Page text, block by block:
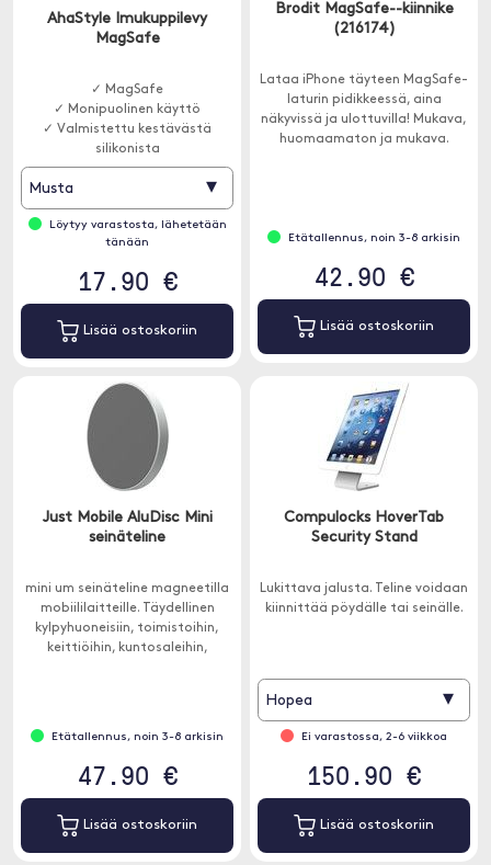
AhaStyle Imukuppilevy
MagSafe
✓ MagSafe
✓ Monipuolinen käyttö
✓ Valmistettu kestävästä
silikonista
Musta ▾
Löytyy varastosta, lähetetään
tänään
17.90 €
Lisää ostoskoriin
Brodit MagSafe--kiinnike
(216174)
Lataa iPhone täyteen MagSafe-
laturin pidikkeessä, aina
näkyvissä ja ulottuvilla! Mukava,
huomaamaton ja mukava.
Etätallennus, noin 3-8 arkisin
42.90 €
Lisää ostoskoriin
Just Mobile AluDisc Mini
seinäteline
mini um seinäteline magneetilla
mobiililaitteille. Täydellinen
kylpyhuoneisiin, toimistoihin,
keittiöihin, kuntosaleihin,
Etätallennus, noin 3-8 arkisin
47.90 €
Lisää ostoskoriin
Compulocks HoverTab
Security Stand
Lukittava jalusta. Teline voidaan
kiinnittää pöydälle tai seinälle.
Hopea ▾
Ei varastossa, 2-6 viikkoa
150.90 €
Lisää ostoskoriin